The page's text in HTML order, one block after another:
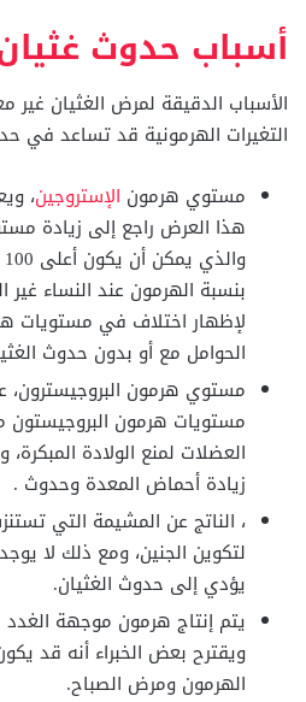
أسباب حدوث
الأسباب الدقيقة لمرض الغثيان غير
التغيرات الهرمونية قد تساعد في
مستوي هرمون الإستروجين،
هذا العرض راجع إلى زيادة
بنسبة الهرمون عند النساء غير
لإظهار اختلاف في مستويات
الحوامل مع أو بدون حدوث
مستوي هرمون البروجيسترون،
مستويات هرمون البروجيستون
العضلات لمنع الولادة
زيادة أحماض المعدة وحدوث .
، الناتج عن المشيمة التي
لتكوين الجنين، ومع ذلك لا
يؤدي إلى حدوث الغثيان.
يتم إنتاج هرمون موجهة الغدد
ويقترح بعض الخبراء أنه قد
الهرمون ومرض الصباح.